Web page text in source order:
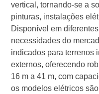
vertical, tornando-se a
pinturas, instalações
Disponível em
necessidades do
indicados para terrenos
externos, oferecendo
16 m a 41 m, com
os modelos elétricos